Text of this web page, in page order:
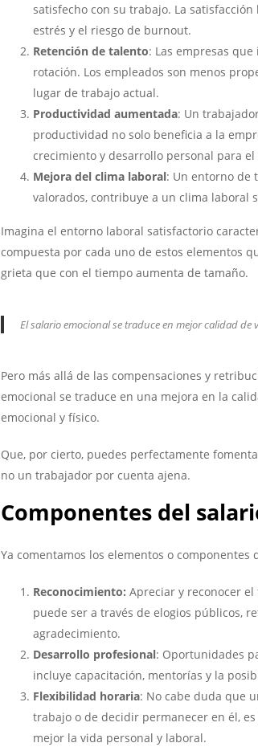
satisfecho con su trabajo. La
estrés y el riesgo de burnout.
Retención de talento: Las empresas
rotación. Los empleados son menos
lugar de trabajo actual.
Productividad aumentada: Un
productividad no solo beneficia a la
crecimiento y desarrollo personal para el
Mejora del clima laboral: Un entorno de
valorados, contribuye a un clima laboral
Imagina el entorno laboral satisfactorio
compuesta por cada uno de estos elementos
grieta que con el tiempo aumenta de tamaño.
El salario emocional se traduce en mejor calidad
Pero más allá de las compensaciones y
emocional se traduce en una mejora en la
emocional y físico.
Que, por cierto, puedes perfectamente
no un trabajador por cuenta ajena.
Componentes del
Ya comentamos los elementos o
Reconocimiento: Apreciar y reconocer
puede ser a través de elogios públicos,
agradecimiento.
Desarrollo profesional: Oportunidades
incluye capacitación, mentorías y la
Flexibilidad horaria: No cabe duda que
trabajo o de decidir permanecer en él,
mejor la vida personal y laboral.